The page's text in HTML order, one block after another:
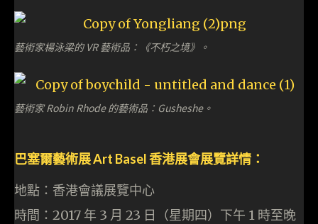
藝術家楊泳梁的 VR 藝術品：《不朽之境》。
藝術家 Robin Rhode 的藝術品：Gusheshe。
巴塞爾藝術展 Art Basel 香港展會展覽詳情：
地點：香港會議展覽中心
時間：2017 年 3 月 23 日（星期四）下午 1 時至晚